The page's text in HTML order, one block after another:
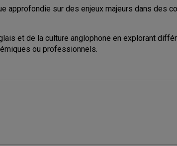
approfondie sur des enjeux majeurs dans des
et de la culture anglophone en explorant
ou professionnels.